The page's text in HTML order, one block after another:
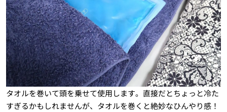
タオルを巻いて頭を乗せて使用します。直接だとちょっと冷た
すぎるかもしれませんが、タオルを巻くと絶妙なひんやり感！